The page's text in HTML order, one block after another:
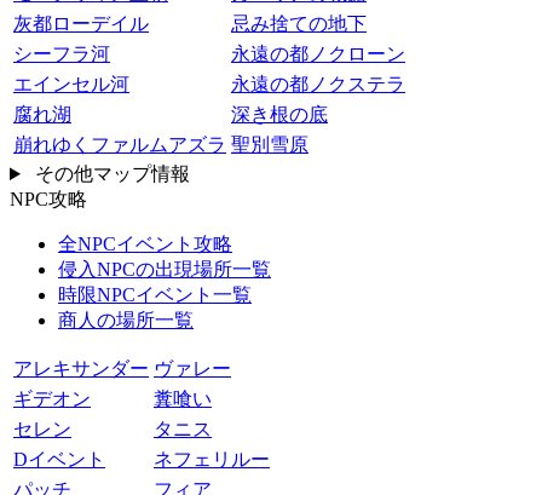
灰都ローデイル
忌み捨ての地下
シーフラ河
永遠の都ノクローン
エインセル河
永遠の都ノクステラ
腐れ湖
深き根の底
崩れゆくファルムアズラ 聖別雪原
その他マップ情報
NPC攻略
全NPCイベント攻略
侵入NPCの出現場所一覧
時限NPCイベント一覧
商人の場所一覧
アレキサンダー ヴァレー
ギデオン
糞喰い
セレン
タニス
Dイベント
ネフェリルー
パッチ
フィア